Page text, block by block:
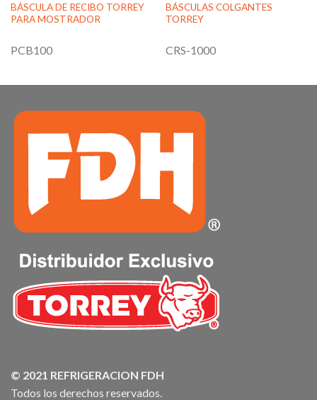
BÁSCULA DE RECIBO TORREY
PARA MOSTRADOR
PCB100
BÁSCULAS COLGANTES
TORREY
CRS-1000
© 2021 REFRIGERACION FDH
Todos los derechos reservados.